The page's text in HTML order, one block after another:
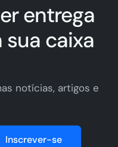
entrega
caixa
notícias, artigos e
Inscrever-se